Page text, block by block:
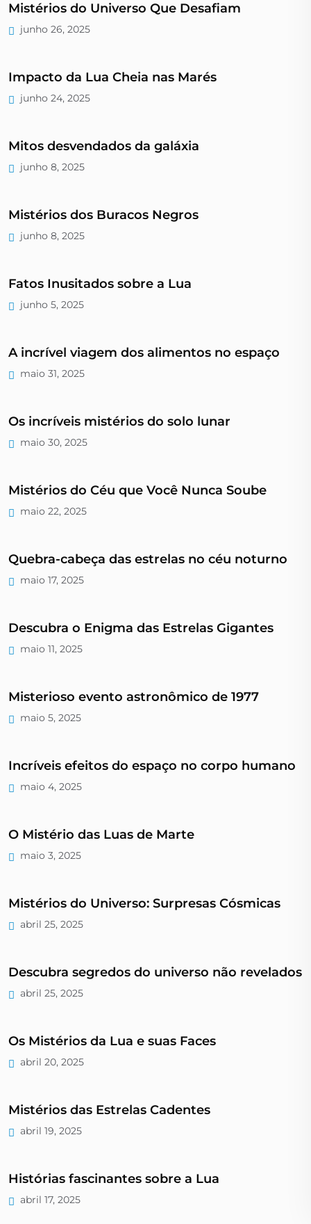
Mistérios do Universo Que Desafiam
junho 26, 2025
Impacto da Lua Cheia nas Marés
junho 24, 2025
Mitos desvendados da galáxia
junho 8, 2025
Mistérios dos Buracos Negros
junho 8, 2025
Fatos Inusitados sobre a Lua
junho 5, 2025
A incrível viagem dos alimentos no espaço
maio 31, 2025
Os incríveis mistérios do solo lunar
maio 30, 2025
Mistérios do Céu que Você Nunca Soube
maio 22, 2025
Quebra-cabeça das estrelas no céu noturno
maio 17, 2025
Descubra o Enigma das Estrelas Gigantes
maio 11, 2025
Misterioso evento astronômico de 1977
maio 5, 2025
Incríveis efeitos do espaço no corpo humano
maio 4, 2025
O Mistério das Luas de Marte
maio 3, 2025
Mistérios do Universo: Surpresas Cósmicas
abril 25, 2025
Descubra segredos do universo não revelados
abril 25, 2025
Os Mistérios da Lua e suas Faces
abril 20, 2025
Mistérios das Estrelas Cadentes
abril 19, 2025
Histórias fascinantes sobre a Lua
abril 17, 2025